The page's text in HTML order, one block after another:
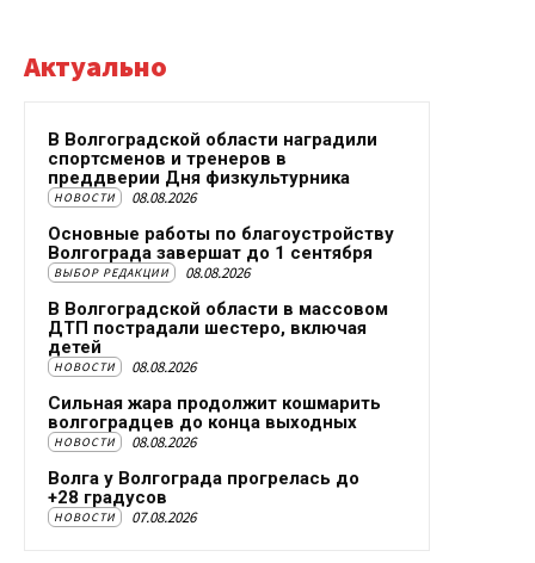
Актуально
В Волгоградской области наградили
спортсменов и тренеров в
преддверии Дня физкультурника
НОВОСТИ 08.08.2026
Основные работы по благоустройству
Волгограда завершат до 1 сентября
ВЫБОР РЕДАКЦИИ 08.08.2026
В Волгоградской области в массовом
ДТП пострадали шестеро, включая
детей
НОВОСТИ 08.08.2026
Сильная жара продолжит кошмарить
волгоградцев до конца выходных
НОВОСТИ 08.08.2026
Волга у Волгограда прогрелась до
+28 градусов
НОВОСТИ 07.08.2026